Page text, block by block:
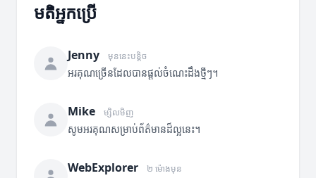
មតិអ្នកប្រើ
Jenny មុននេះបន្តិច
អរគុណច្រើនដែលបានផ្តល់ចំណេះដឹងថ្មីៗ។
Mike ម្សិលមិញ
សូមអរគុណសម្រាប់ព័ត៌មានដ៏ល្អនេះ។
WebExplorer ២ ម៉ោងមុន